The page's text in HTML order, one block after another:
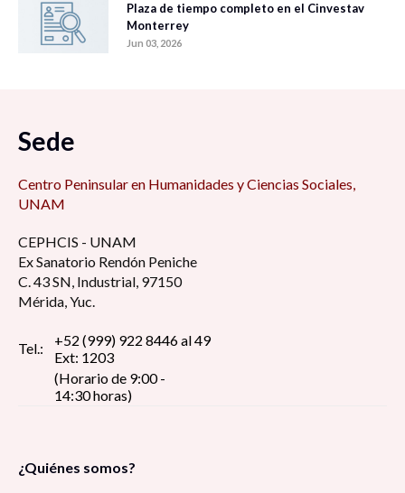
Plaza de tiempo completo en el Cinvestav
Monterrey
Jun 03, 2026
Sede
Centro Peninsular en Humanidades y Ciencias Sociales,
UNAM
CEPHCIS - UNAM
Ex Sanatorio Rendón Peniche
C. 43 SN, Industrial, 97150
Mérida, Yuc.
Tel.:
+52 (999) 922 8446 al 49
Ext: 1203
(Horario de 9:00 -
14:30 horas)
¿Quiénes somos?